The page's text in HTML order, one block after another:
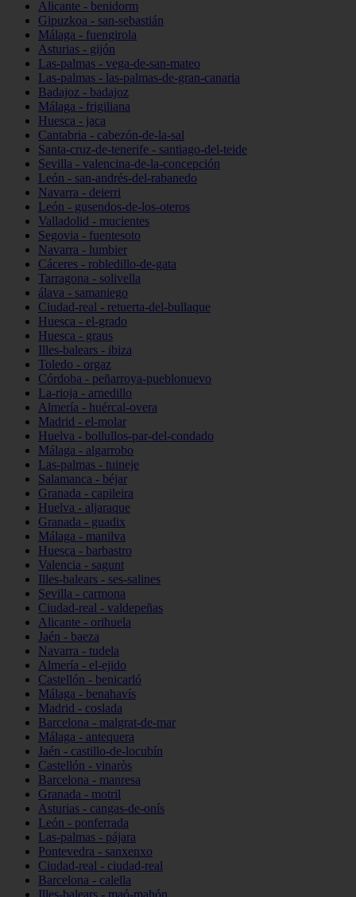
Alicante - benidorm
Gipuzkoa - san-sebastián
Málaga - fuengirola
Asturias - gijón
Las-palmas - vega-de-san-mateo
Las-palmas - las-palmas-de-gran-canaria
Badajoz - badajoz
Málaga - frigiliana
Huesca - jaca
Cantabria - cabezón-de-la-sal
Santa-cruz-de-tenerife - santiago-del-teide
Sevilla - valencina-de-la-concepción
León - san-andrés-del-rabanedo
Navarra - deierri
León - gusendos-de-los-oteros
Valladolid - mucientes
Segovia - fuentesoto
Navarra - lumbier
Cáceres - robledillo-de-gata
Tarragona - solivella
álava - samaniego
Ciudad-real - retuerta-del-bullaque
Huesca - el-grado
Huesca - graus
Illes-balears - ibiza
Toledo - orgaz
Córdoba - peñarroya-pueblonuevo
La-rioja - arnedillo
Almería - huércal-overa
Madrid - el-molar
Huelva - bollullos-par-del-condado
Málaga - algarrobo
Las-palmas - tuineje
Salamanca - béjar
Granada - capileira
Huelva - aljaraque
Granada - guadix
Málaga - manilva
Huesca - barbastro
Valencia - sagunt
Illes-balears - ses-salines
Sevilla - carmona
Ciudad-real - valdepeñas
Alicante - orihuela
Jaén - baeza
Navarra - tudela
Almería - el-ejido
Castellón - benicarló
Málaga - benahavís
Madrid - coslada
Barcelona - malgrat-de-mar
Málaga - antequera
Jaén - castillo-de-locubín
Castellón - vinaròs
Barcelona - manresa
Granada - motril
Asturias - cangas-de-onís
León - ponferrada
Las-palmas - pájara
Pontevedra - sanxenxo
Ciudad-real - ciudad-real
Barcelona - calella
Illes-balears - maó-mahón